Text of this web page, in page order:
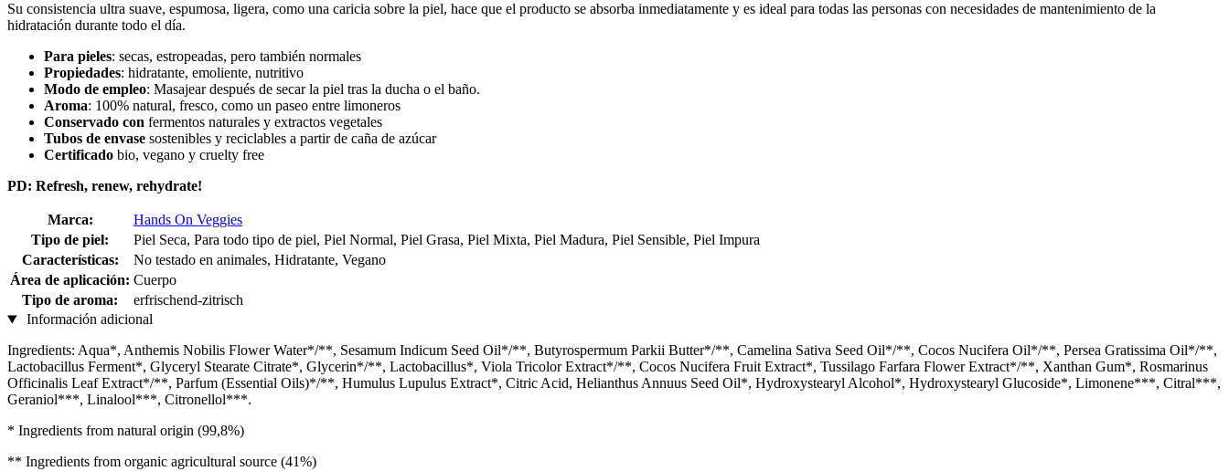
Su consistencia ultra suave, espumosa, ligera, como una caricia sobre la piel, hace que el producto se absorba inmediatamente y es ideal para todas las personas con necesidades de mantenimiento de la
hidratación durante todo el día.
Para pieles: secas, estropeadas, pero también normales
Propiedades: hidratante, emoliente, nutritivo
Modo de empleo: Masajear después de secar la piel tras la ducha o el baño.
Aroma: 100% natural, fresco, como un paseo entre limoneros
Conservado con fermentos naturales y extractos vegetales
Tubos de envase sostenibles y reciclables a partir de caña de azúcar
Certificado bio, vegano y cruelty free
PD: Refresh, renew, rehydrate!
Marca:
Hands On Veggies
Tipo de piel:
Piel Seca, Para todo tipo de piel, Piel Normal, Piel Grasa, Piel Mixta, Piel Madura, Piel Sensible, Piel Impura
Características:
No testado en animales, Hidratante, Vegano
Área de aplicación: Cuerpo
Tipo de aroma:
erfrischend-zitrisch
Información adicional
Ingredients: Aqua*, Anthemis Nobilis Flower Water*/**, Sesamum Indicum Seed Oil*/**, Butyrospermum Parkii Butter*/**, Camelina Sativa Seed Oil*/**, Cocos Nucifera Oil*/**, Persea Gratissima Oil*/**,
Lactobacillus Ferment*, Glyceryl Stearate Citrate*, Glycerin*/**, Lactobacillus*, Viola Tricolor Extract*/**, Cocos Nucifera Fruit Extract*, Tussilago Farfara Flower Extract*/**, Xanthan Gum*, Rosmarinus
Officinalis Leaf Extract*/**, Parfum (Essential Oils)*/**, Humulus Lupulus Extract*, Citric Acid, Helianthus Annuus Seed Oil*, Hydroxystearyl Alcohol*, Hydroxystearyl Glucoside*, Limonene***, Citral***,
Geraniol***, Linalool***, Citronellol***.
* Ingredients from natural origin (99,8%)
** Ingredients from organic agricultural source (41%)